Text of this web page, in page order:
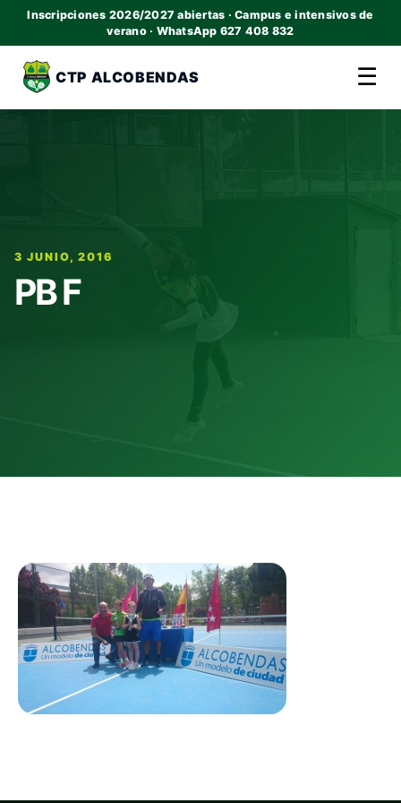
Inscripciones 2026/2027 abiertas · Campus e intensivos de
verano · WhatsApp 627 408 832
CTP ALCOBENDAS ☰
3 JUNIO, 2016
PB F